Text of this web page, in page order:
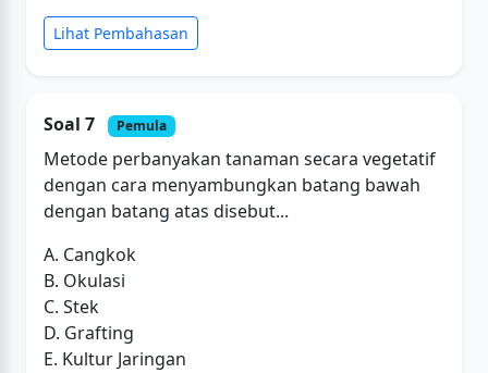
Lihat Pembahasan
Soal 7 Pemula
Metode perbanyakan tanaman secara vegetatif
dengan cara menyambungkan batang bawah
dengan batang atas disebut...
A. Cangkok
B. Okulasi
C. Stek
D. Grafting
E. Kultur Jaringan